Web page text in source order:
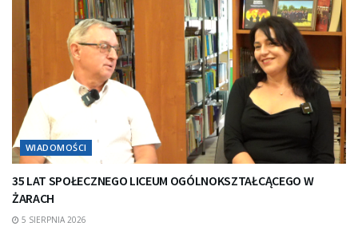
WIADOMOŚCI
35 LAT SPOŁECZNEGO LICEUM OGÓLNOKSZTAŁCĄCEGO W
ŻARACH
5 SIERPNIA 2026